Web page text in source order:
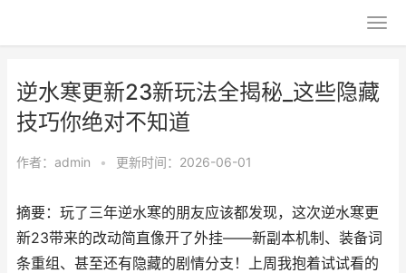
逆水寒更新23新玩法全揭秘_这些隐藏
技巧你绝对不知道
作者： admin • 更新时间：2026-06-01
摘要：玩了三年逆水寒的朋友应该都发现，这次逆水寒更
新23带来的改动简直像开了外挂——新副本机制、装备词
条重组、甚至还有隐藏的剧情分支！上周我抱着试试看的